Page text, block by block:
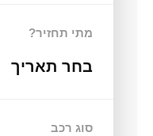
מתי תחזיר?
בחר תאריך
סוג רכב